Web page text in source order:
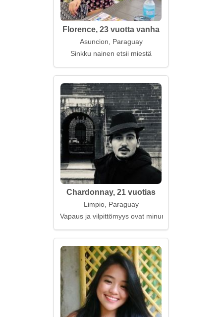
Florence, 23 vuotta vanha
Asuncion, Paraguay
Sinkku nainen etsii miestä
Chardonnay, 21 vuotias
Limpio, Paraguay
Vapaus ja vilpittömyys ovat minun valintani